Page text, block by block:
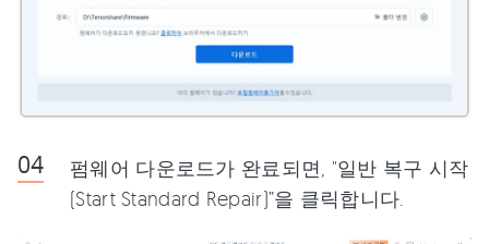
펌웨어 다운로드가 완료되면, "일반 복구 시작
(Start Standard Repair)”을 클릭합니다.